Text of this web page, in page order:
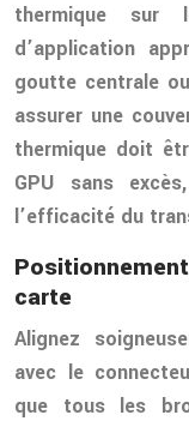
thermique sur
d’application
goutte centrale
assurer une
thermique doit
GPU sans
l’efficacité du
carte
Alignez
avec le
que tous les